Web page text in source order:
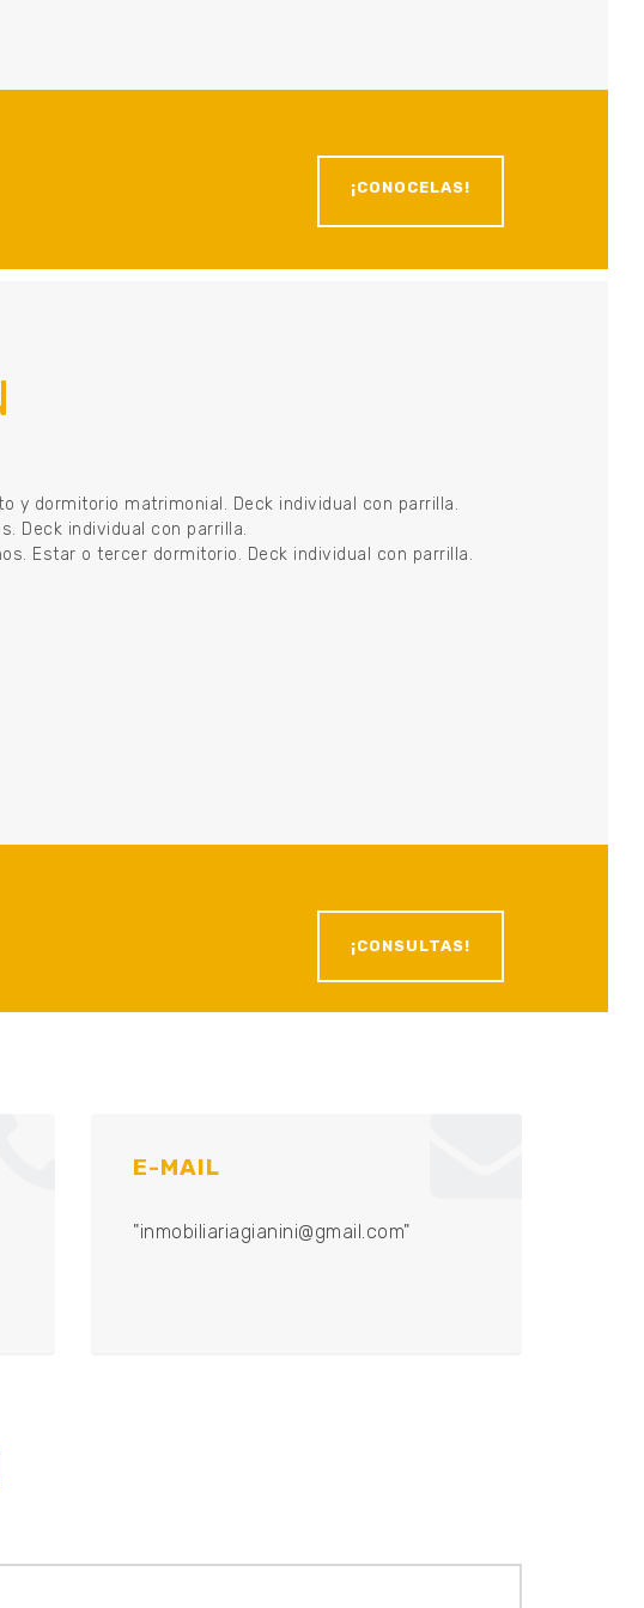
¡CONOCELAS!
y dormitorio matrimonial. Deck individual con parrilla.
Deck individual con parrilla.
Estar o tercer dormitorio. Deck individual con parrilla.
¡CONSULTAS!
E-MAIL
"inmobiliariagianini@gmail.com"